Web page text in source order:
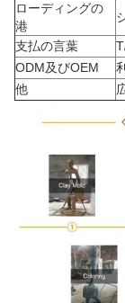
ローディングの
港
支払の言葉
ODM及びOEM
他